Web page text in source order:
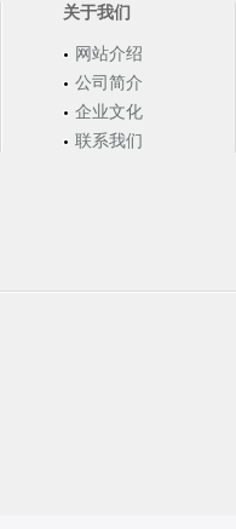
关于我们
网站介绍
公司简介
企业文化
联系我们